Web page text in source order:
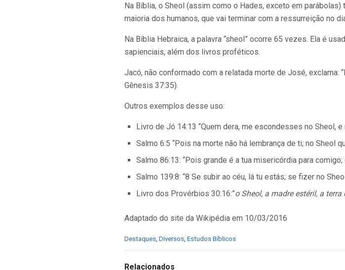
Na Bíblia, o Sheol (assim como o Hades, exceto em
maioria dos humanos, que vai terminar com a ressurreição no
Na Bíblia Hebraica, a palavra “sheol” ocorre 65 vezes. Ela é
sapienciais, além dos livros proféticos.
Jacó, não conformado com a relatada morte de José, exclama:
Gênesis 37:35).
Outros exemplos desse uso:
Livro de Jó 14:13 “Quem dera, me escondesses no Sheol,
Salmo 6:5 “Pois na morte não há lembrança de ti; no Sheol
Salmo 86:13: “Pois grande é a tua misericórdia para
Salmo 139:8: “8 Se subir ao céu, lá tu estás; se fizer no
Livro dos Provérbios 30:16:”o Sheol, a madre estéril, a
Adaptado do site da Wikipédia em 10/03/2016
C
e
Destaques Diversos Estudos Bíblicos
Relacionados